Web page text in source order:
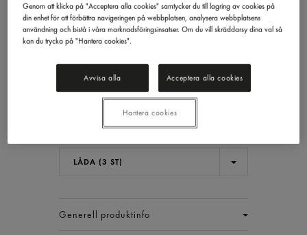
317,68 kr/låda
Inkl. moms
Ord.pris :635,68 kr/låda
Priset gäller t.o.m 2026.08.09
LÅDA (3 ST)
Generell produktinfo
Genom att klicka på "Acceptera alla cookies" samtycker du till lagring av cookies på
din enhet för att förbättra navigeringen på webbplatsen, analysera webbplatsens
användning och bistå i våra marknadsföringsinsatser. Om du vill skräddarsy dina val så
kan du trycka på "Hantera cookies".
Avvisa alla Acceptera alla cookies
Hantera cookies